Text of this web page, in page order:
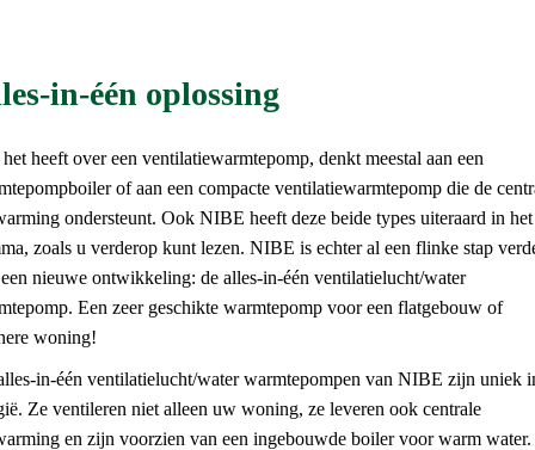
in-één oplossing
heeft over een ventilatiewarmtepomp, denkt meestal aan een
of aan een compacte ventilatiewarmtepomp die de
ondersteunt. Ook NIBE heeft deze beide types uiteraard in het
zoals u verderop kunt lezen. NIBE is echter al een flinke stap
nieuwe ontwikkeling: de alles-in-één ventilatielucht/water
Een zeer geschikte warmtepomp voor een flatgebouw of
woning!
in-één ventilatielucht/water warmtepompen van NIBE zijn uniek
Ze ventileren niet alleen uw woning, ze leveren ook centrale
en zijn voorzien van een ingebouwde boiler voor warm water.